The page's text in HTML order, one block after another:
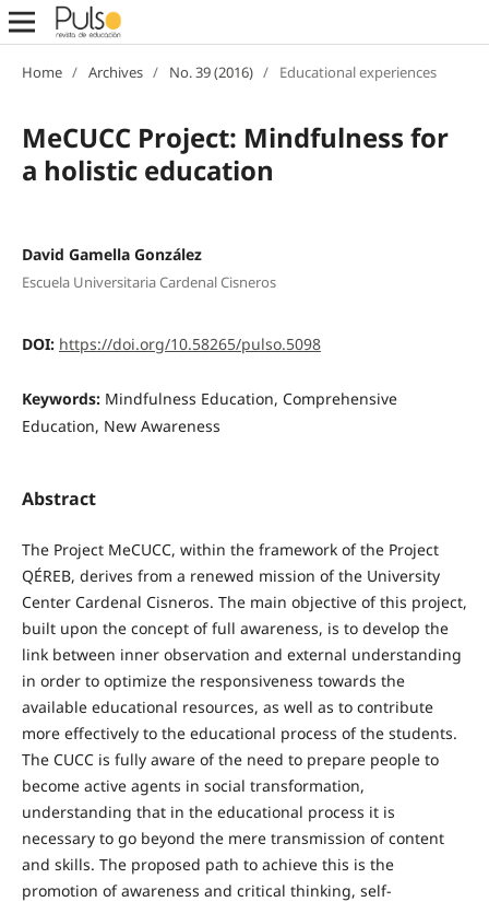
Home / Archives / No. 39 (2016) / Educational experiences
MeCUCC Project: Mindfulness for
a holistic education
David Gamella González
Escuela Universitaria Cardenal Cisneros
DOI: https://doi.org/10.58265/pulso.5098
Keywords: Mindfulness Education, Comprehensive
Education, New Awareness
Abstract
The Project MeCUCC, within the framework of the Project
QÉREB, derives from a renewed mission of the University
Center Cardenal Cisneros. The main objective of this project,
built upon the concept of full awareness, is to develop the
link between inner observation and external understanding
in order to optimize the responsiveness towards the
available educational resources, as well as to contribute
more effectively to the educational process of the students.
The CUCC is fully aware of the need to prepare people to
become active agents in social transformation,
understanding that in the educational process it is
necessary to go beyond the mere transmission of content
and skills. The proposed path to achieve this is the
promotion of awareness and critical thinking, self-